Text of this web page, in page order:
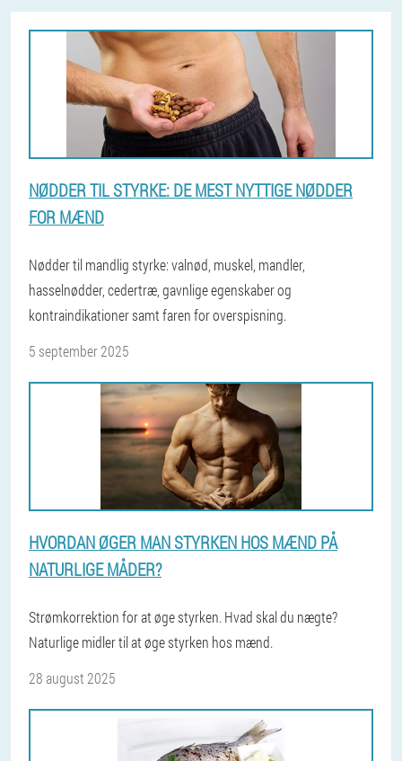
NØDDER TIL STYRKE: DE MEST NYTTIGE NØDDER
FOR MÆND
Nødder til mandlig styrke: valnød, muskel, mandler,
hasselnødder, cedertræ, gavnlige egenskaber og
kontraindikationer samt faren for overspisning.
5 september 2025
HVORDAN ØGER MAN STYRKEN HOS MÆND PÅ
NATURLIGE MÅDER?
Strømkorrektion for at øge styrken. Hvad skal du nægte?
Naturlige midler til at øge styrken hos mænd.
28 august 2025